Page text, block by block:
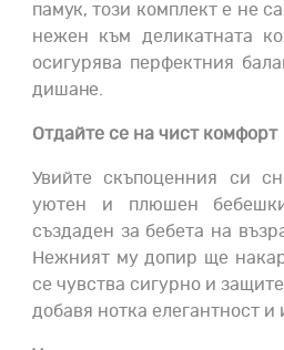
памук, този комплект е не
нежен към деликатната
осигурява перфектния
дишане.
Отдайте се на чист комфорт
Увийте скъпоценния си
уютен и плюшен
създаден за бебета на
Нежният му допир ще
се чувства сигурно и
добавя нотка елегантност и